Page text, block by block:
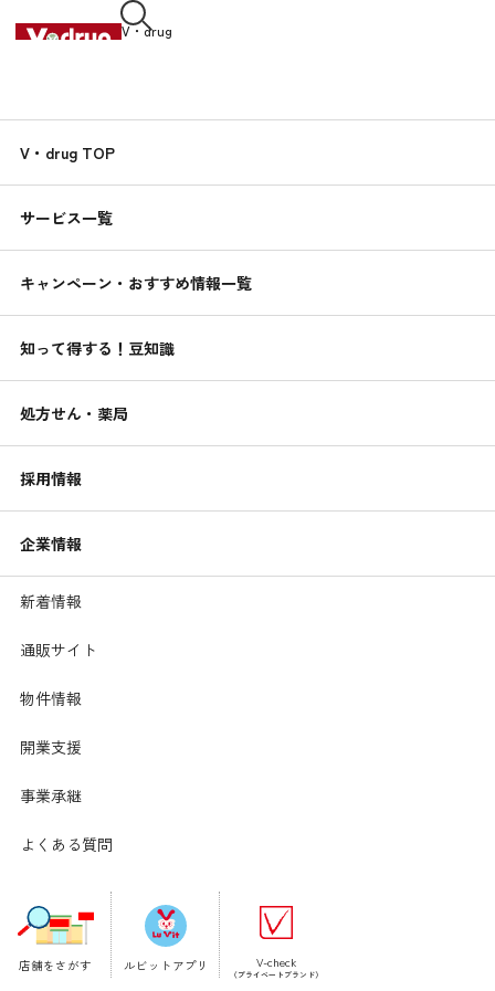
V・drug
V・drug TOP
サービス一覧
キャンペーン・おすすめ情報一覧
知って得する！豆知識
処方せん・薬局
採用情報
企業情報
新着情報
通販サイト
物件情報
開業支援
事業承継
よくある質問
店舗をさがす ルビットアプリ V-check
（プライベートブランド）
くすりんの豆知識
簡単！健康レシピ
【材料】1人分
白飯･･････････････････････
卵････････････････････････
トマト････････････････････
長ねぎ････････････････････
豆板醤････････････････････